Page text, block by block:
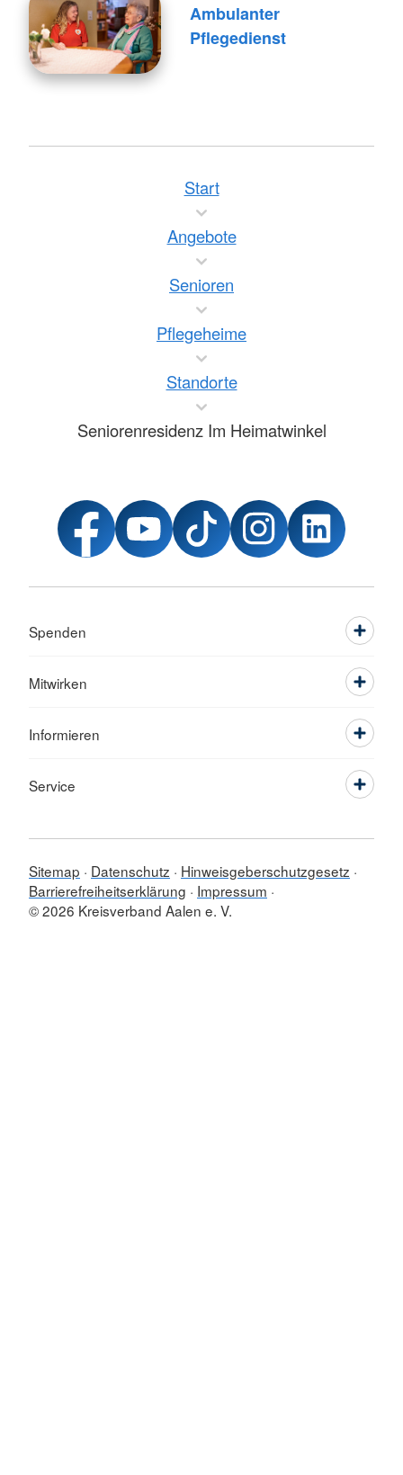
Ambulanter
Pflegedienst
Start
Angebote
Senioren
Pflegeheime
Standorte
Seniorenresidenz Im Heimatwinkel
Spenden
Mitwirken
Informieren
Service
Sitemap Datenschutz
Hinweisgeberschutzgesetz
Barrierefreiheitserklärung
Impressum
© 2026 Kreisverband Aalen e. V.